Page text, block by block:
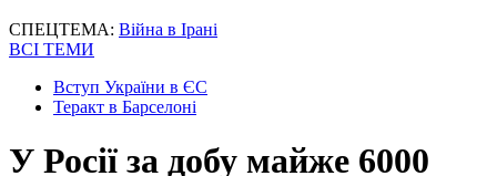
СПЕЦТЕМА: Війна в Ірані
ВСІ ТЕМИ
Вступ України в ЄС
Теракт в Барселоні
У Росії за добу майже 6000